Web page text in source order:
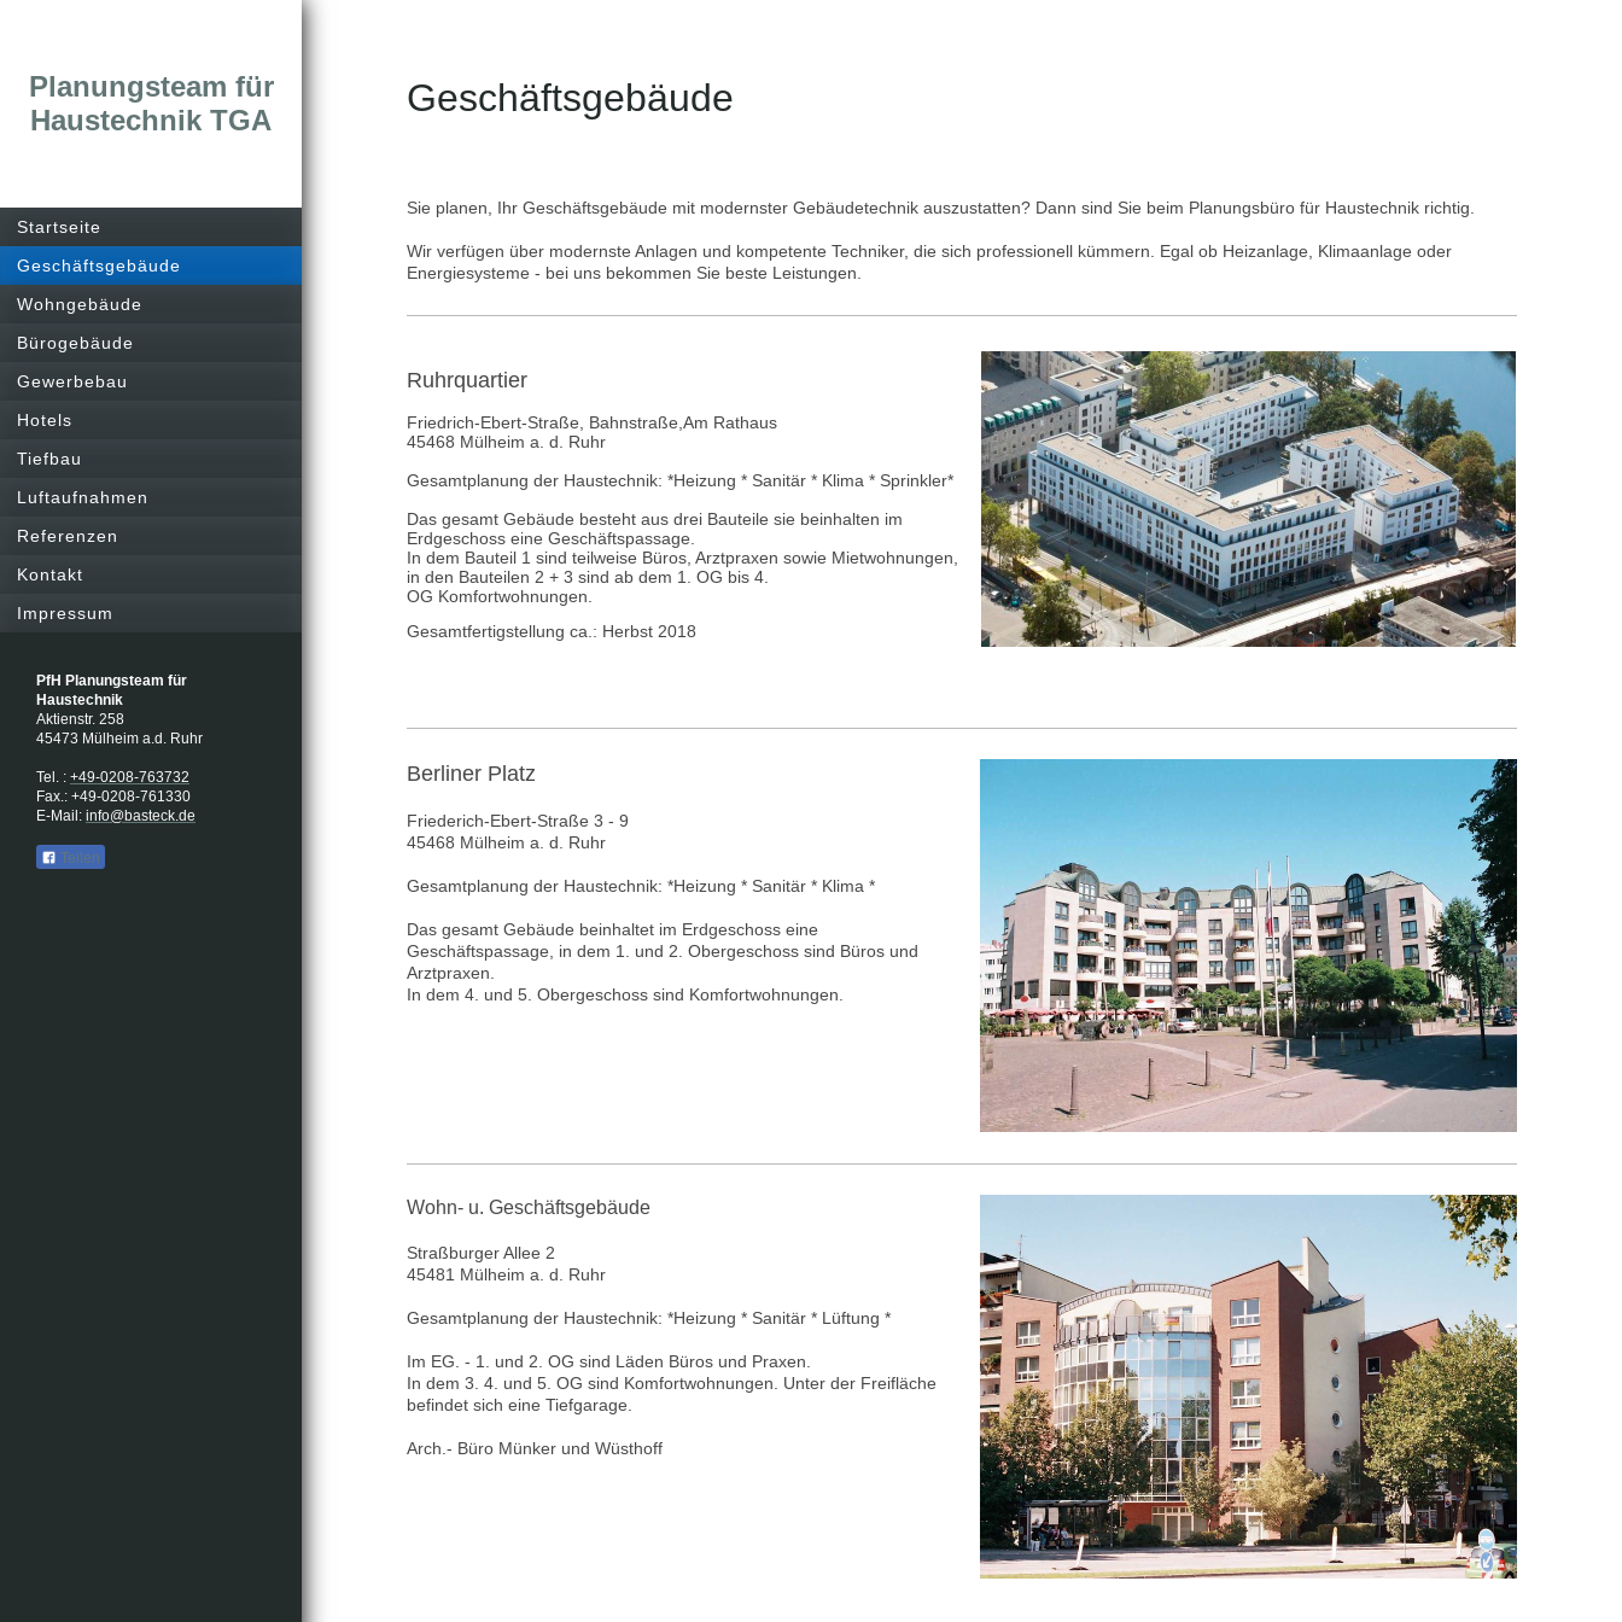
Planungsteam für
Haustechnik TGA
Startseite
Geschäftsgebäude
Wohngebäude
Bürogebäude
Gewerbebau
Hotels
Tiefbau
Luftaufnahmen
Referenzen
Kontakt
Impressum
PfH Planungsteam für
Haustechnik
Aktienstr. 258
45473 Mülheim a.d. Ruhr
Tel. : +49-0208-763732
Fax.: +49-0208-761330
E-Mail: info@basteck.de
Teilen
Geschäftsgebäude
Sie planen, Ihr Geschäftsgebäude mit modernster Gebäudetechnik auszustatten? Dann sind Sie beim Planungsbüro für Haustechnik richtig.
Wir verfügen über modernste Anlagen und kompetente Techniker, die sich professionell kümmern. Egal ob Heizanlage, Klimaanlage oder
Energiesysteme - bei uns bekommen Sie beste Leistungen.
Ruhrquartier
Friedrich-Ebert-Straße, Bahnstraße,Am Rathaus
45468 Mülheim a. d. Ruhr
Gesamtplanung der Haustechnik: *Heizung * Sanitär * Klima * Sprinkler*
Das gesamt Gebäude besteht aus drei Bauteile sie beinhalten im
Erdgeschoss eine Geschäftspassage.
In dem Bauteil 1 sind teilweise Büros, Arztpraxen sowie Mietwohnungen,
in den Bauteilen 2 + 3 sind ab dem 1. OG bis 4.
OG Komfortwohnungen.
Gesamtfertigstellung ca.: Herbst 2018
Berliner Platz
Friederich-Ebert-Straße 3 - 9
45468 Mülheim a. d. Ruhr
Gesamtplanung der Haustechnik: *Heizung * Sanitär * Klima *
Das gesamt Gebäude beinhaltet im Erdgeschoss eine
Geschäftspassage, in dem 1. und 2. Obergeschoss sind Büros und
Arztpraxen.
In dem 4. und 5. Obergeschoss sind Komfortwohnungen.
Wohn- u. Geschäftsgebäude
Straßburger Allee 2
45481 Mülheim a. d. Ruhr
Gesamtplanung der Haustechnik: *Heizung * Sanitär * Lüftung *
Im EG. - 1. und 2. OG sind Läden Büros und Praxen.
In dem 3. 4. und 5. OG sind Komfortwohnungen. Unter der Freifläche
befindet sich eine Tiefgarage.
Arch.- Büro Münker und Wüsthoff